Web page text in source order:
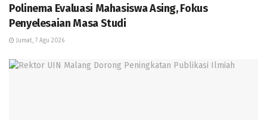
Polinema Evaluasi Mahasiswa Asing, Fokus
Penyelesaian Masa Studi
Jumat, 7 Agu 2026